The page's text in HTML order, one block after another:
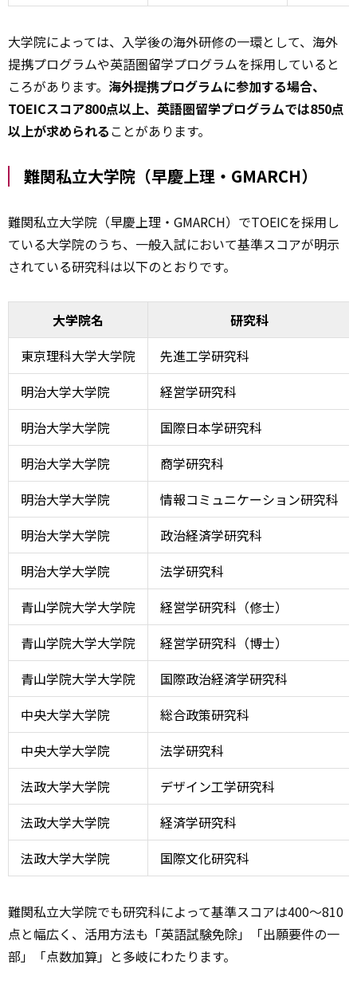
大学院によっては、入学後の海外研修の一環として、海外
提携プログラムや英語圏留学プログラムを採用していると
ころがあります。 海外提携プログラムに参加する場合、
TOEICスコア800点以上、英語圏留学プログラムでは850点
以上が求められることがあります。
難関私立大学院（早慶上理・GMARCH）
難関私立大学院（早慶上理・GMARCH）でTOEICを採用し
ている大学院のうち、一般入試において基準スコアが明示
されている研究科は以下のとおりです。
大学院名
研究科
東京理科大学大学院
先進工学研究科
明治大学大学院
経営学研究科
明治大学大学院
国際日本学研究科
明治大学大学院
商学研究科
明治大学大学院
情報コミュニケーション研究科
明治大学大学院
政治経済学研究科
明治大学大学院
法学研究科
青山学院大学大学院
経営学研究科（修士）
青山学院大学大学院
経営学研究科（博士）
青山学院大学大学院
国際政治経済学研究科
中央大学大学院
総合政策研究科
中央大学大学院
法学研究科
法政大学大学院
デザイン工学研究科
法政大学大学院
経済学研究科
法政大学大学院
国際文化研究科
難関私立大学院でも研究科によって基準スコアは400〜810
点と幅広く、活用方法も「英語試験免除」「出願要件の一
部」「点数加算」と多岐にわたります。